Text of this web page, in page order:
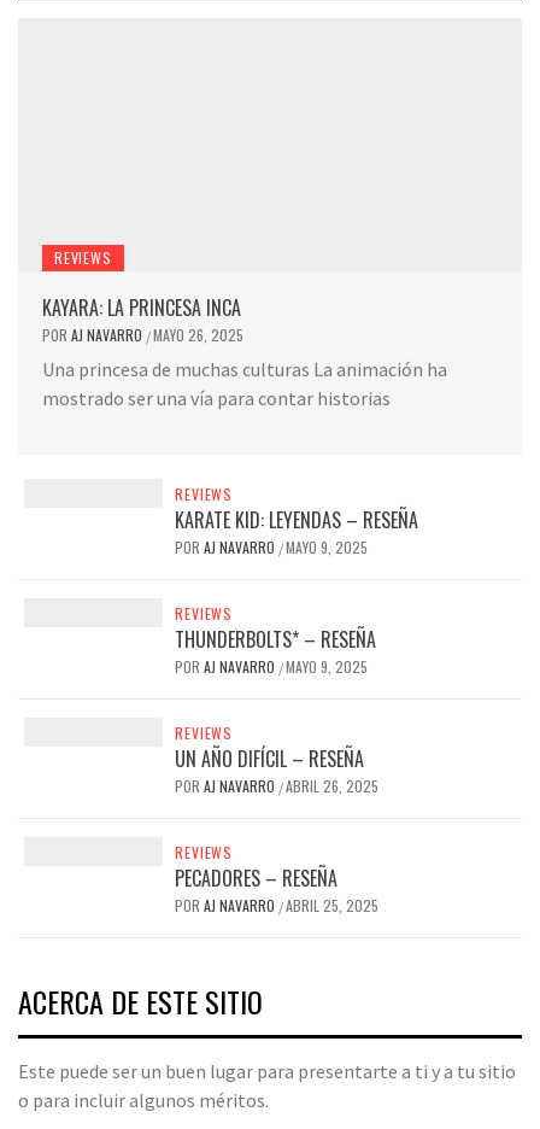
REVIEWS
KAYARA: LA PRINCESA INCA
POR AJ NAVARRO /MAYO 26, 2025
Una princesa de muchas culturas La animación ha
mostrado ser una vía para contar historias
REVIEWS
KARATE KID: LEYENDAS – RESEÑA
POR AJ NAVARRO /MAYO 9, 2025
REVIEWS
THUNDERBOLTS* – RESEÑA
POR AJ NAVARRO /MAYO 9, 2025
REVIEWS
UN AÑO DIFÍCIL – RESEÑA
POR AJ NAVARRO /ABRIL 26, 2025
REVIEWS
PECADORES – RESEÑA
POR AJ NAVARRO /ABRIL 25, 2025
ACERCA DE ESTE SITIO
Este puede ser un buen lugar para presentarte a ti y a tu sitio
o para incluir algunos méritos.